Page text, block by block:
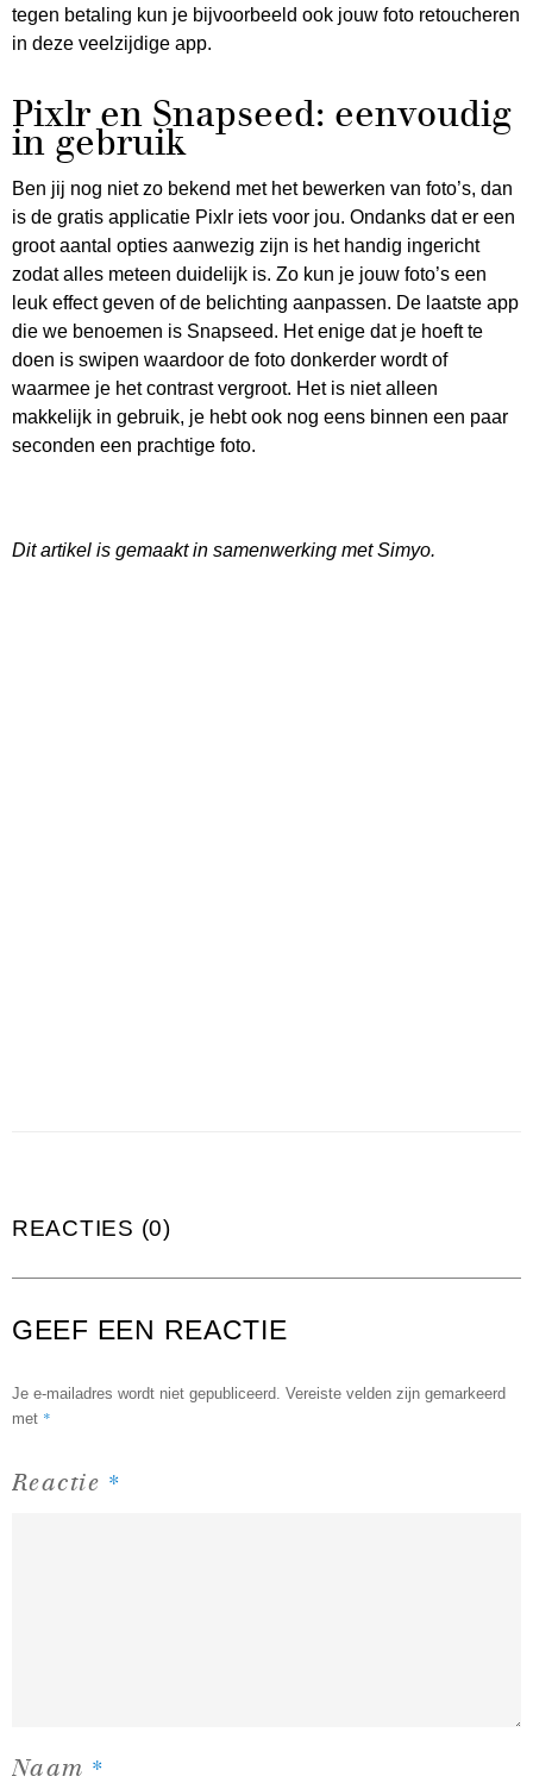
tegen betaling kun je bijvoorbeeld ook jouw foto retoucheren
in deze veelzijdige app.
Pixlr en Snapseed: eenvoudig
in gebruik
Ben jij nog niet zo bekend met het bewerken van foto’s, dan
is de gratis applicatie Pixlr iets voor jou. Ondanks dat er een
groot aantal opties aanwezig zijn is het handig ingericht
zodat alles meteen duidelijk is. Zo kun je jouw foto’s een
leuk effect geven of de belichting aanpassen. De laatste app
die we benoemen is Snapseed. Het enige dat je hoeft te
doen is swipen waardoor de foto donkerder wordt of
waarmee je het contrast vergroot. Het is niet alleen
makkelijk in gebruik, je hebt ook nog eens binnen een paar
seconden een prachtige foto.
Dit artikel is gemaakt in samenwerking met Simyo.
REACTIES (0)
GEEF EEN REACTIE
Je e-mailadres wordt niet gepubliceerd. Vereiste velden zijn gemarkeerd
met *
Reactie *
Naam *